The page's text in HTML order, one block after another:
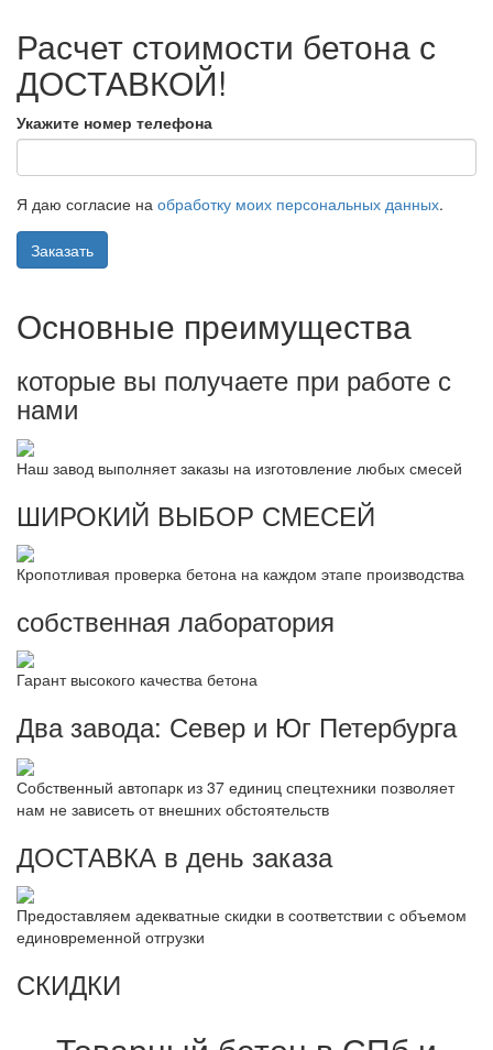
Расчет стоимости бетона с
ДОСТАВКОЙ!
Укажите номер телефона
Я даю согласие на обработку моих персональных данных.
Заказать
Основные преимущества
которые вы получаете при работе с
нами
Наш завод выполняет заказы на изготовление любых смесей
ШИРОКИЙ ВЫБОР СМЕСЕЙ
Кропотливая проверка бетона на каждом этапе производства
собственная лаборатория
Гарант высокого качества бетона
Два завода: Север и Юг Петербурга
Собственный автопарк из 37 единиц спецтехники позволяет
нам не зависеть от внешних обстоятельств
ДОСТАВКА в день заказа
Предоставляем адекватные скидки в соответствии с объемом
единовременной отгрузки
СКИДКИ